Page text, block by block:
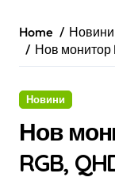
Home
Новини
Нов монитор
Новини
Нов
RGB,